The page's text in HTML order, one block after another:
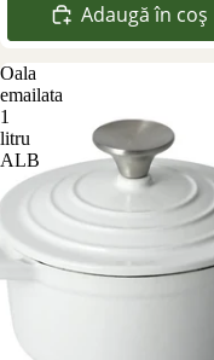
Adaugă în coș
Oala
emailata
1
litru
ALB